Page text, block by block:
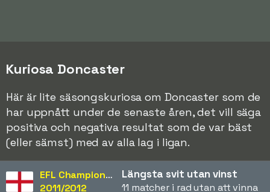
Kuriosa Doncaster
Här är lite säsongskuriosa om Doncaster som de
har uppnått under de senaste åren, det vill säga
positiva och negativa resultat som de var bäst
(eller sämst) med av alla lag i ligan.
EFL Championship
2011/2012
Längsta svit utan vinst
11 matcher i rad utan att vinna